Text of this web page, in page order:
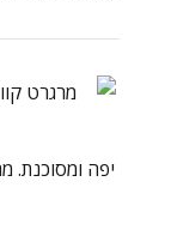
יפה ומסוכנת.